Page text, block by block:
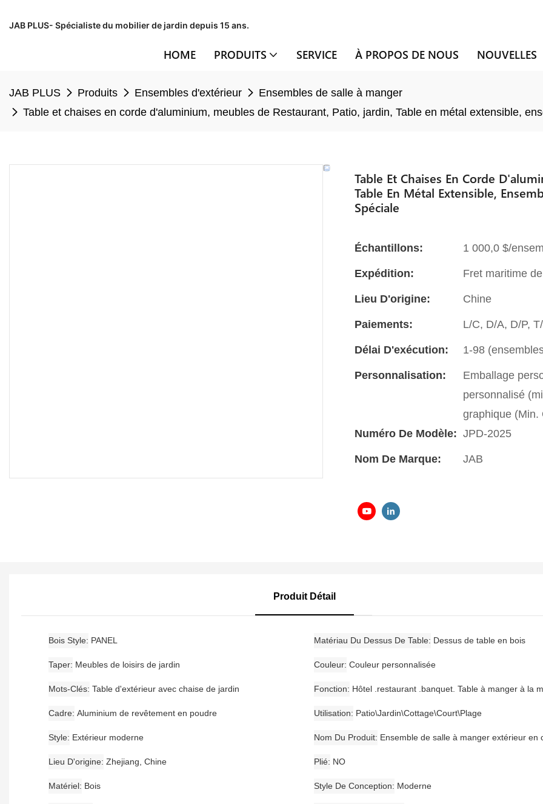
JAB PLUS- Spécialiste du mobilier de jardin depuis 15 ans.
HOME PRODUITS SERVICE À PROPOS DE NOUS NOUVELLES
JAB PLUS Produits Ensembles d'extérieur
Ensembles de salle à manger
Table et chaises en corde d'aluminium, meubles de Restaurant, Patio, jardin, Table en métal extensible,
Table Et Chaises En Corde
Table En Métal Extensible,
Spéciale
Échantillons: 1 000,0 $/
Expédition: Fret maritime
Lieu D'origine: Chine
Paiements: L/C, D/A, D/P,
Délai D'exécution: 1-98
Personnalisation:
Emballage
personnalisé
graphique (Min.
Numéro De Modèle: JPD-2025
Nom De Marque: JAB
Produit Détail
Bois Style PANEL Matériau Du Dessus De Table Dessus de table en bois
Taper Meubles de loisirs de jardin Couleur Couleur personnalisée
Mots-Clés Table d'extérieur avec chaise de jardin Fonction Hôtel .restaurant .banquet. Table à manger à la
Cadre Aluminium de revêtement en poudre Utilisation Patio\Jardin\Cottage\Court\Plage
Style Extérieur moderne Nom Du Produit Ensemble de salle à manger extérieur en
Lieu D'origine Zhejiang, Chine Plié NO
Matériel Bois Style De Conception Moderne